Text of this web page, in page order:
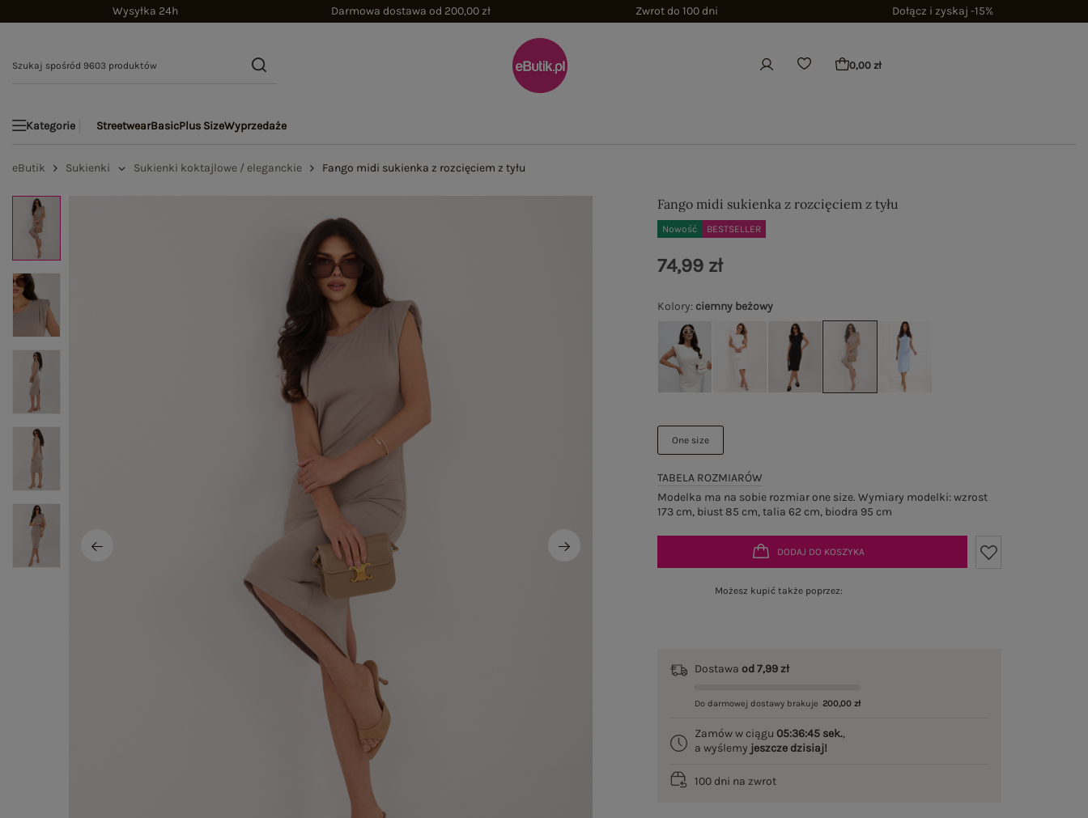
Wysyłka 24h Darmowa dostawa od 200,00 zł Zwrot do 100 dni Dołącz i zyskaj -15%
0,00 zł
Kategorie StreetwearBasicPlus SizeWyprzedaże
eButik Sukienki Sukienki koktajlowe / eleganckie Fango midi sukienka z rozcięciem z tyłu
Fango midi sukienka z rozcięciem z tyłu
Nowość BESTSELLER
Kolory: ciemny beżowy
One size
TABELA ROZMIARÓW
Modelka ma na sobie rozmiar one size. Wymiary modelki: wzrost
173 cm, biust 85 cm, talia 62 cm, biodra 95 cm
74,99 zł
DODAJ DO KOSZYKA
Możesz kupić także poprzez:
Dostawaod 7,99 zł
Do darmowej dostawy brakuje 200,00 zł
Zamów w ciągu05:36:44 sek.,
a wyślemy jeszcze dzisiaj!
100 dni na zwrot